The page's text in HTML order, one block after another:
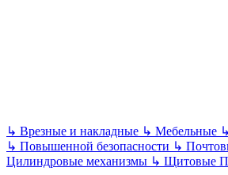
↳ Врезные и накладные ↳ Мебельные ↳
↳ Повышенной безопасности ↳
Цилиндровые механизмы ↳ Щитовые